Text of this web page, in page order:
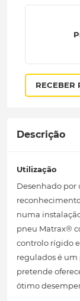
RECEBER
Descrição
Utilização
Desenhado por
numa
pneu Matrax®
controlo rígido
regulados é
pretende
ótimo